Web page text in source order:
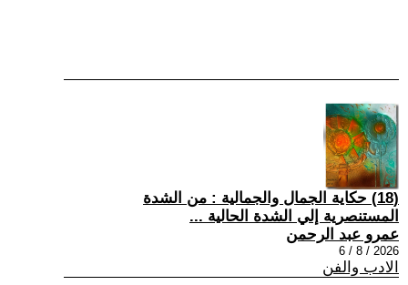
(18) حكاية الجمال والجمالية : من الشدة
المستنصرية إلي الشدة الحالية ...
عمرو عبد الرحمن
2026 / 8 / 6
الادب والفن